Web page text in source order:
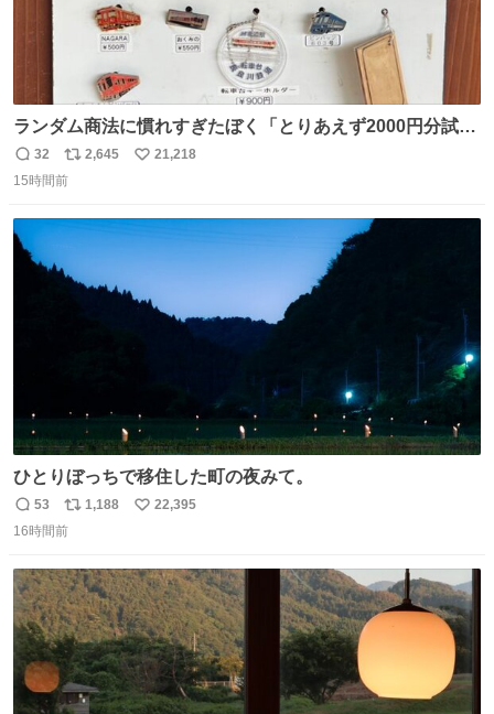
ランダム商法に慣れすぎたぼく「とりあえず2000円分試し
てみるか…」 駅員さん「どれが欲しいの？」 ぼく「えっ
良いんですか？」 駅員さん「何が…？？」 やっぱランダム
わ！！！！！！！！！！！！！！！！！！！！
返
信
32
リ
ポ
ト
2,645
い
数
21,218
15時間前
ひとりぼっちで移住した町の夜みて。
返
信
53
リ
ポ
ト
数
1,188
い
数
22,395
16時間前